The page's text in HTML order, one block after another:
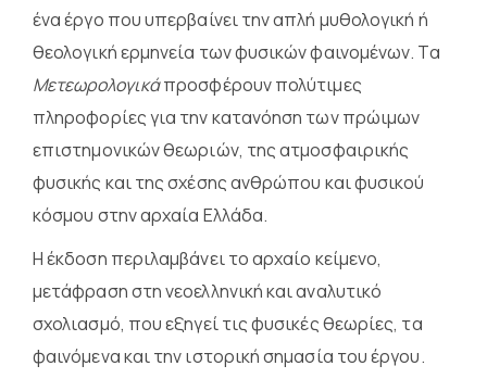
ένα έργο που υπερβαίνει την απλή μυθολογική ή
θεολογική ερμηνεία των φυσικών φαινομένων. Τα
Μετεωρολογικάπροσφέρουν πολύτιμες
πληροφορίες για την κατανόηση των πρώιμων
επιστημονικών θεωριών, της ατμοσφαιρικής
φυσικής και της σχέσης ανθρώπου και φυσικού
κόσμου στην αρχαία Ελλάδα.
Η έκδοση περιλαμβάνει το αρχαίο κείμενο,
μετάφραση στη νεοελληνική και αναλυτικό
σχολιασμό, που εξηγεί τις φυσικές θεωρίες, τα
φαινόμενα και την ιστορική σημασία του έργου.